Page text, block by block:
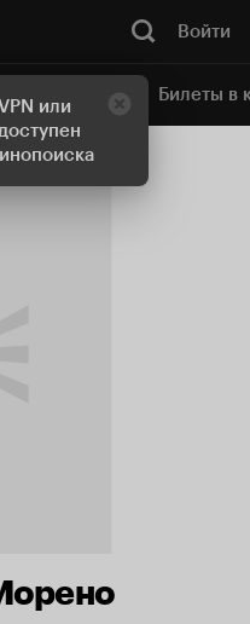
или
Войти
кинотеатр Билеты в